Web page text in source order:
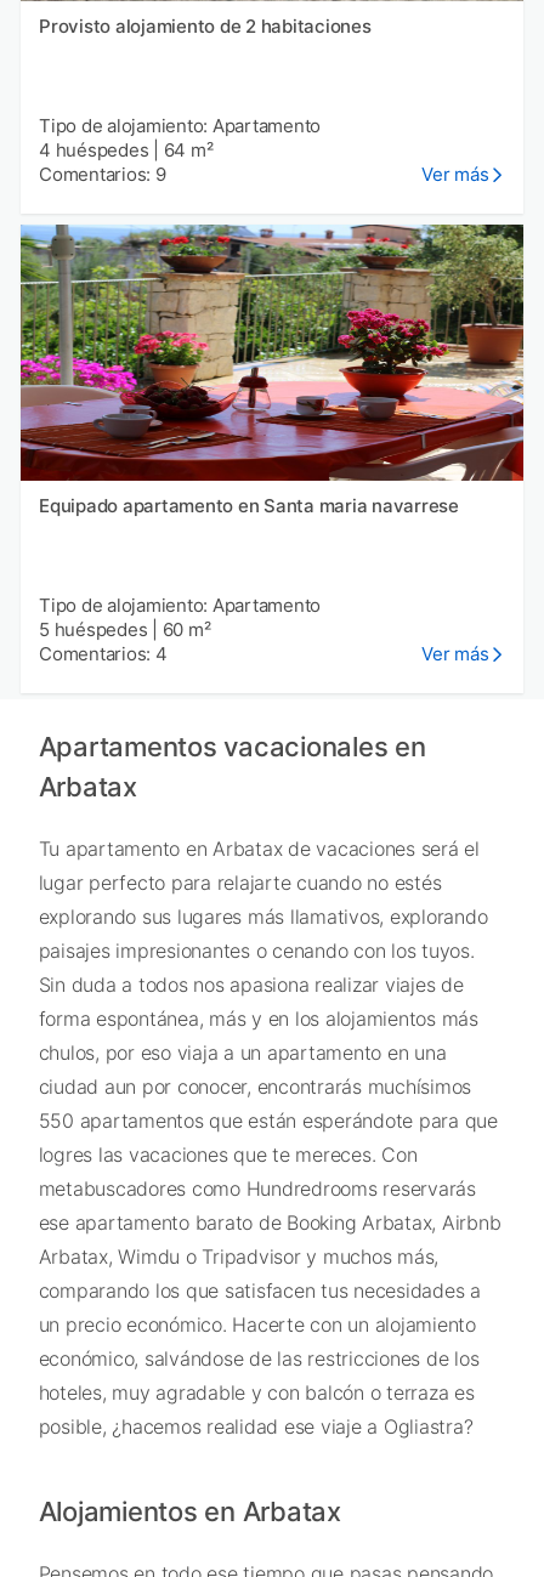
Provisto alojamiento de 2 habitaciones
Tipo de alojamiento: Apartamento
4 huéspedes
64 m²
Comentarios: 9
Ver más
Equipado apartamento en Santa maria navarrese
Tipo de alojamiento: Apartamento
5 huéspedes
60 m²
Comentarios: 4
Ver más
Apartamentos vacacionales en
Arbatax
Tu apartamento en Arbatax de vacaciones será el
lugar perfecto para relajarte cuando no estés
explorando sus lugares más llamativos, explorando
paisajes impresionantes o cenando con los tuyos.
Sin duda a todos nos apasiona realizar viajes de
forma espontánea, más y en los alojamientos más
chulos, por eso viaja a un apartamento en una
ciudad aun por conocer, encontrarás muchísimos
550 apartamentos que están esperándote para que
logres las vacaciones que te mereces. Con
metabuscadores como Hundredrooms reservarás
ese apartamento barato de Booking Arbatax, Airbnb
Arbatax, Wimdu o Tripadvisor y muchos más,
comparando los que satisfacen tus necesidades a
un precio económico. Hacerte con un alojamiento
económico, salvándose de las restricciones de los
hoteles, muy agradable y con balcón o terraza es
posible, ¿hacemos realidad ese viaje a Ogliastra?
Alojamientos en Arbatax